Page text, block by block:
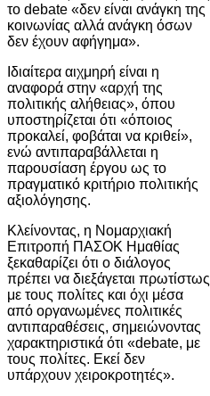
το debate «δεν είναι ανάγκη της
κοινωνίας αλλά ανάγκη όσων
δεν έχουν αφήγημα».
Ιδιαίτερα αιχμηρή είναι η
αναφορά στην «αρχή της
πολιτικής αλήθειας», όπου
υποστηρίζεται ότι «όποιος
προκαλεί, φοβάται να κριθεί»,
ενώ αντιπαραβάλλεται η
παρουσίαση έργου ως το
πραγματικό κριτήριο πολιτικής
αξιολόγησης.
Κλείνοντας, η Νομαρχιακή
Επιτροπή ΠΑΣΟΚ Ημαθίας
ξεκαθαρίζει ότι ο διάλογος
πρέπει να διεξάγεται πρωτίστως
με τους πολίτες και όχι μέσα
από οργανωμένες πολιτικές
αντιπαραθέσεις, σημειώνοντας
χαρακτηριστικά ότι «debate, με
τους πολίτες. Εκεί δεν
υπάρχουν χειροκροτητές».